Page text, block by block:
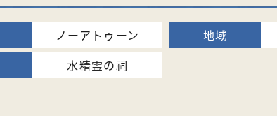
ノーアトゥーン
水精霊の祠